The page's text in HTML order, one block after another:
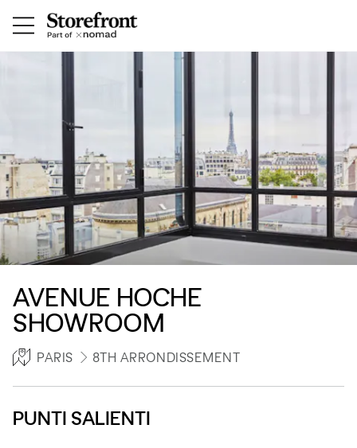
AVENUE HOCHE
SHOWROOM
PARIS 8TH ARRONDISSEMENT
PUNTI SALIENTI